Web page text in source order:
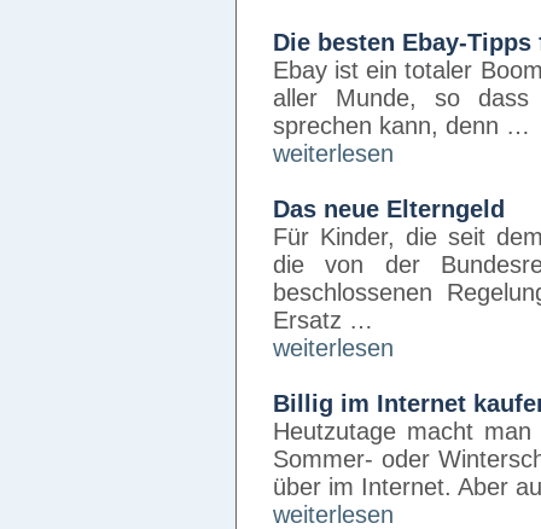
Die besten Ebay-
Ebay ist ein totaler
aller Munde, so dass
sprechen kann, denn …
weiterlesen
Das neue Elterngeld
Für Kinder, die seit
die von der
beschlossenen
Ersatz …
weiterlesen
Billig im Internet
Heutzutage macht
Sommer- oder
über im Internet. Aber
weiterlesen